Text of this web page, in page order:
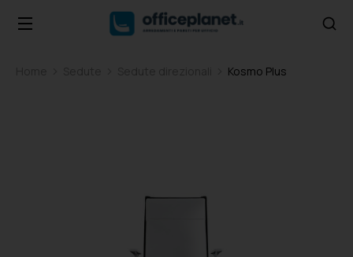
Kosmo Plus